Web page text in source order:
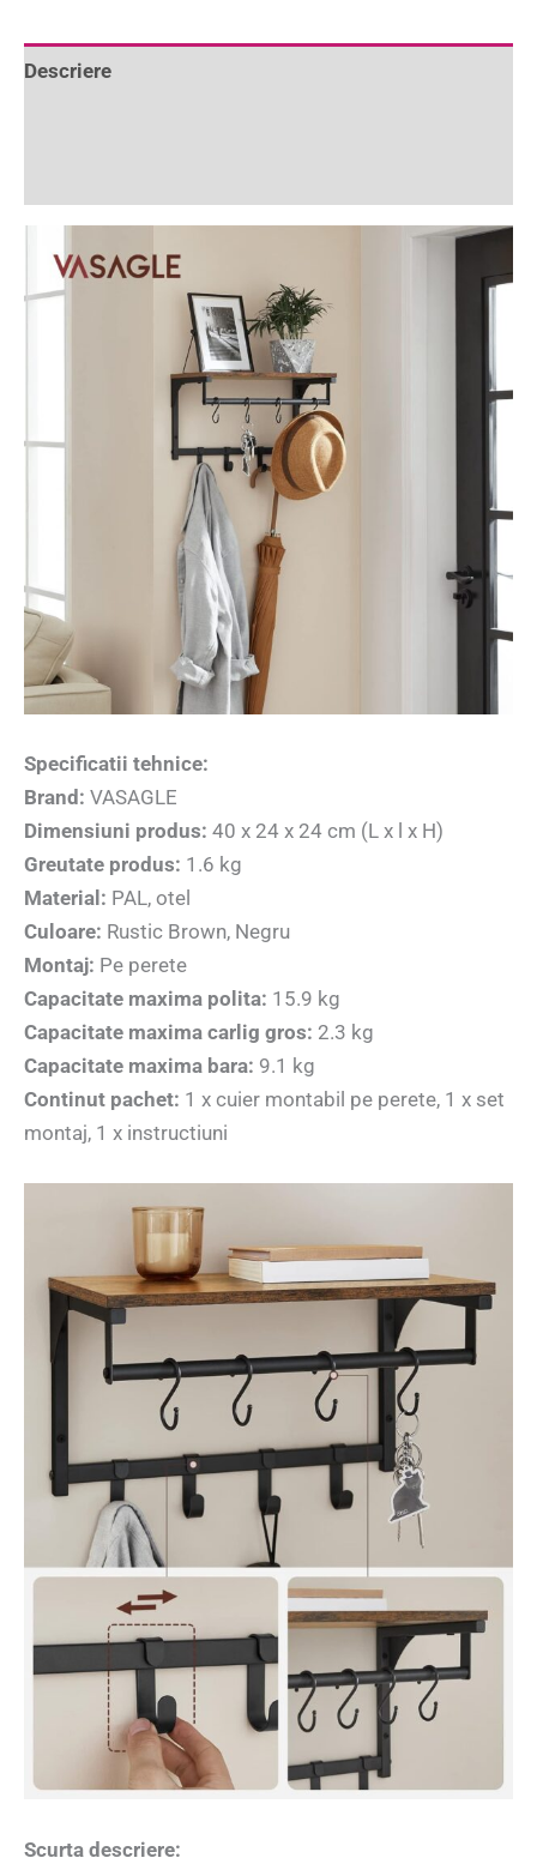
Descriere
Specificatii tehnice:
Brand: VASAGLE
Dimensiuni produs: 40 x 24 x 24 cm (L x l x H)
Greutate produs: 1.6 kg
Material: PAL, otel
Culoare: Rustic Brown, Negru
Montaj: Pe perete
Capacitate maxima polita: 15.9 kg
Capacitate maxima carlig gros: 2.3 kg
Capacitate maxima bara: 9.1 kg
Continut pachet: 1 x cuier montabil pe perete, 1 x set
montaj, 1 x instructiuni
Scurta descriere: